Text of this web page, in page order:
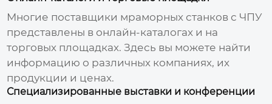
Многие поставщики мраморных станков с ЧПУ
представлены в онлайн-каталогах и на
торговых площадках. Здесь вы можете найти
информацию о различных компаниях, их
продукции и ценах.
Специализированные выставки и конференции